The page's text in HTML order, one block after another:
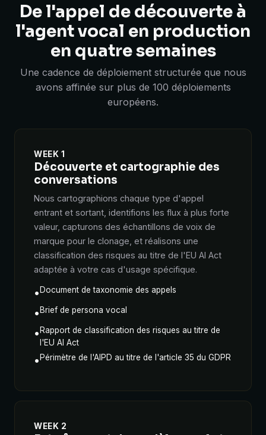
De l'appel de découverte à
l'agent vocal en production
en quatre semaines
Une cadence de déploiement structurée que nous
avons affinée sur plus de 100 déploiements
européens.
WEEK 1
Découverte et cartographie des
conversations
Nous cartographions chaque type d'appel
entrant et sortant, identifions les flux à plus forte
valeur, capturons des échantillons de voix de
marque pour le clonage, et réalisons une
classification des risques au titre de l'EU AI Act
adaptée à votre cas d'usage spécifique.
• Document de taxonomie des appels
• Brief de persona vocal
• Rapport de classification des risques au titre de
l'EU AI Act
• Périmètre de l'AIPD au titre de l'article 35 du GDPR
WEEK 2